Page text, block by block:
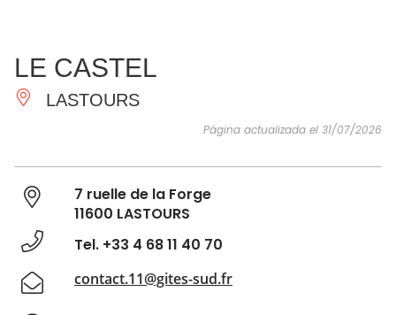
IMPRESCINDIBLES
LE CASTEL
LASTOURS
Página actualizada el 31/07/2026
7 ruelle de la Forge
11600 LASTOURS
Tel. +33 4 68 11 40 70
contact.11@gites-sud.fr